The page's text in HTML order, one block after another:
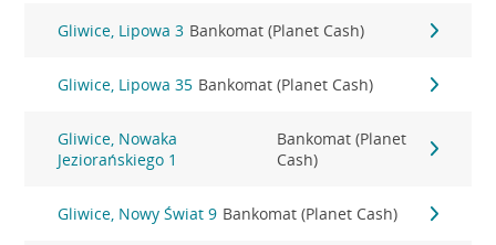
Gliwice, Lipowa 3 Bankomat (Planet Cash)
Gliwice, Lipowa 35 Bankomat (Planet Cash)
Gliwice, Nowaka
Jeziorańskiego 1
Bankomat (Planet
Cash)
Gliwice, Nowy Świat 9 Bankomat (Planet Cash)